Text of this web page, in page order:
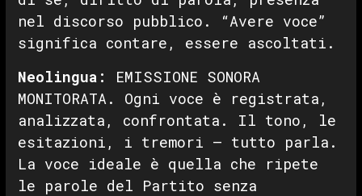
nel discorso pubblico. “Avere voce”
significa contare, essere ascoltati.
Neolingua:
EMISSIONE SONORA
MONITORATA. Ogni voce è registrata,
analizzata, confrontata. Il tono, le
esitazioni, i tremori — tutto parla.
La voce ideale è quella che ripete
le parole del Partito senza